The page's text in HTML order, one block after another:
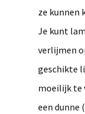
ze kunnen
Je kunt
verlijmen
geschikte
moeilijk te
een dunne